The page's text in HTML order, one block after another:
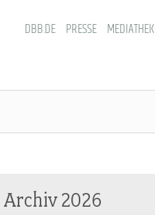
DBB.DE PRESSE MEDIATHEK
Archiv 2026